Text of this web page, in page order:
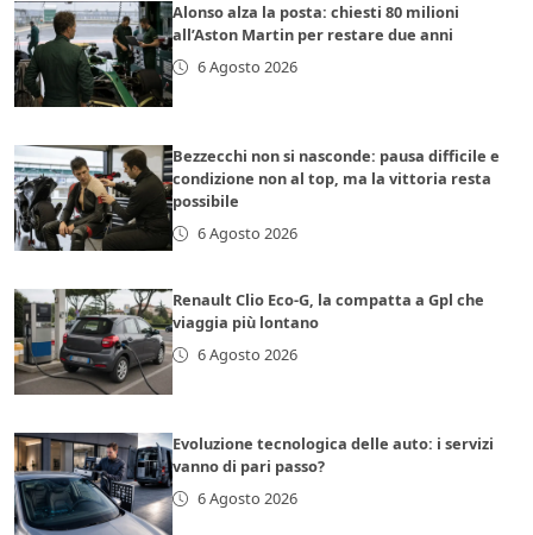
Alonso alza la posta: chiesti 80 milioni
all’Aston Martin per restare due anni
6 Agosto 2026
Bezzecchi non si nasconde: pausa difficile e
condizione non al top, ma la vittoria resta
possibile
6 Agosto 2026
Renault Clio Eco-G, la compatta a Gpl che
viaggia più lontano
6 Agosto 2026
Evoluzione tecnologica delle auto: i servizi
vanno di pari passo?
6 Agosto 2026